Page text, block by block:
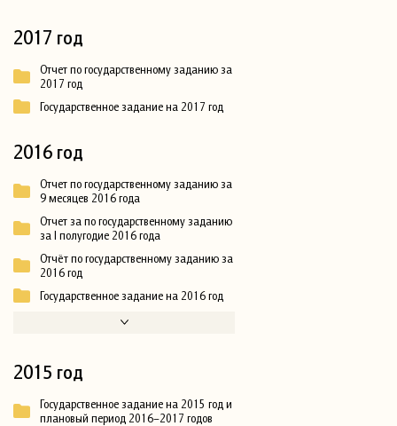
2017 год
Отчет по государственному заданию за
2017 год
Государственное задание на 2017 год
2016 год
Отчет по государственному заданию за
9 месяцев 2016 года
Отчет за по государственному заданию
за I полугодие 2016 года
Отчёт по государственному заданию за
2016 год
Государственное задание на 2016 год
2015 год
Государственное задание на 2015 год и
плановый период 2016–2017 годов